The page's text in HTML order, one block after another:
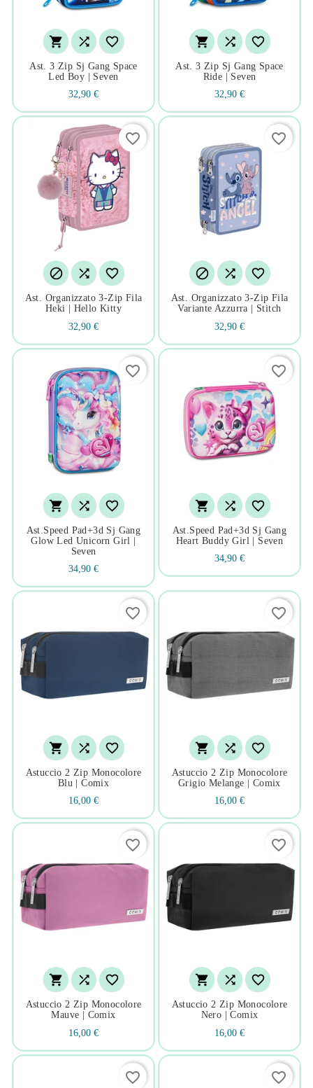
  
Ast. 3 Zip Sj Gang Space
Led Boy | Seven
32,90 €
  
Ast. 3 Zip Sj Gang Space
Ride | Seven
32,90 €
  
Ast. Organizzato 3-Zip Fila
Heki | Hello Kitty
32,90 €
favorite_border
  
Ast. Organizzato 3-Zip Fila
Variante Azzurra | Stitch
32,90 €
favorite_border
  
Ast.speed Pad+3d Sj Gang
Glow Led Unicorn Girl |
Seven
34,90 €
favorite_border
  
Ast.speed Pad+3d Sj Gang
Heart Buddy Girl | Seven
34,90 €
favorite_border
  
Astuccio 2 Zip Monocolore
Blu | Comix
16,00 €
favorite_border
  
Astuccio 2 Zip Monocolore
Grigio Melange | Comix
16,00 €
favorite_border
  
Astuccio 2 Zip Monocolore
Mauve | Comix
16,00 €
favorite_border
  
Astuccio 2 Zip Monocolore
Nero | Comix
16,00 €
favorite_border
favorite_border favorite_border